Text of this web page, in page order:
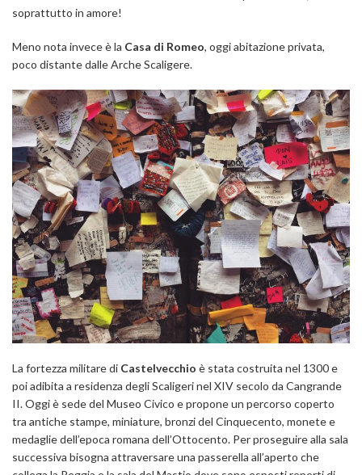
soprattutto in amore!
Meno nota invece è la Casa di Romeo, oggi abitazione privata,
poco distante dalle Arche Scaligere.
La fortezza militare di Castelvecchio è stata costruita nel 1300 e
poi adibita a residenza degli Scaligeri nel XIV secolo da Cangrande
II. Oggi è sede del Museo Civico e propone un percorso coperto
tra antiche stampe, miniature, bronzi del Cinquecento, monete e
medaglie dell’epoca romana dell’Ottocento. Per proseguire alla sala
successiva bisogna attraversare una passerella all’aperto che